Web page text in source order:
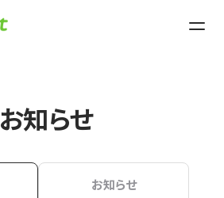
お知らせ
お知らせ